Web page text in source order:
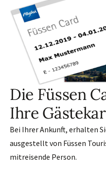
Die Füssen
Ihre
Bei Ihrer Ankunft, erhalten
ausgestellt von Füssen
mitreisende Person.